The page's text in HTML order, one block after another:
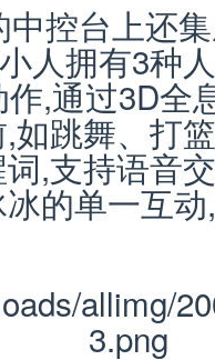
中控台上还
人拥有3种
,通过3D全
如跳舞、打
,支持语音
的单一互